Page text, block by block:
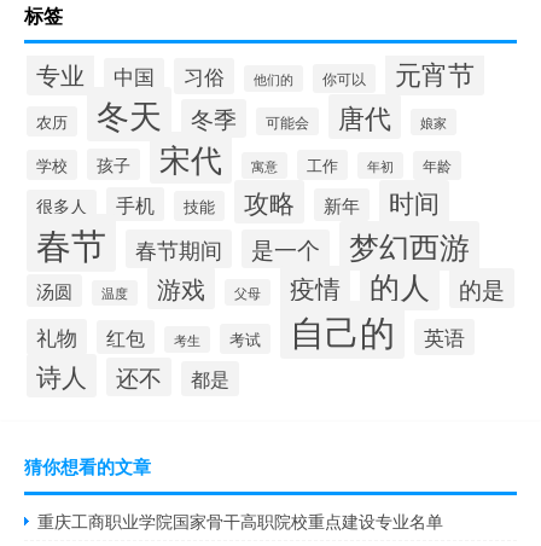
标签
专业 中国 习俗 他们的 你可以 元宵节
农历 冬天 冬季 可能会 唐代 娘家
学校 孩子 宋代 寓意 工作 年初 年龄
很多人 手机 技能 攻略 新年 时间
春节 春节期间 是一个 梦幻西游
汤圆 温度 游戏 父母 疫情 的人 的是
礼物 红包 考生 考试 自己的 英语
诗人 还不 都是
猜你想看的文章
重庆工商职业学院国家骨干高职院校重点建设专业名单